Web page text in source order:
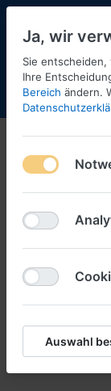
Menü
1-12 von 12
Filtern
Ja, wir
Sie entscheiden,
Ihre
Bereich ändern.
Auswahl